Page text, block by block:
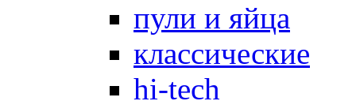
пули и яйца
классические
hi-tech